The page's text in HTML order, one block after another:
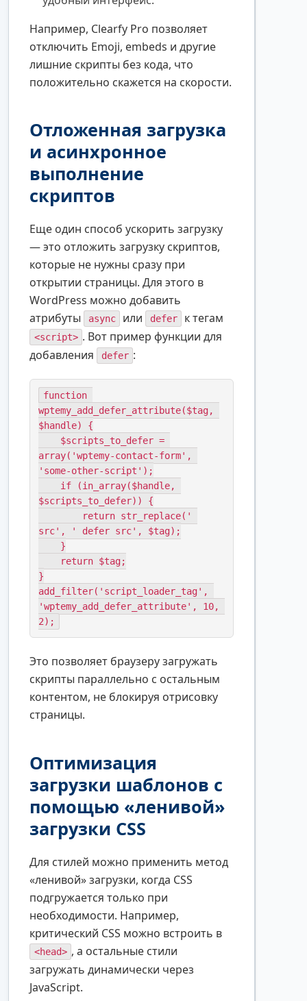
Например, Clearfy Pro позволяет
отключить Emoji, embeds и другие
лишние скрипты без кода, что
положительно скажется на скорости.
Отложенная загрузка
и асинхронное
выполнение
скриптов
Еще один способ ускорить загрузку
— это отложить загрузку скриптов,
которые не нужны сразу при
открытии страницы. Для этого в
WordPress можно добавить
атрибуты
async или defer к тегам
<script> . Вот пример функции для
добавления
defer :
function
wptemy_add_defer_attribute($tag,
$handle) {
array('wptemy-contact-form',
'some-other-script');
$scripts_to_defer)) {
src', ' defer src', $tag);
}
add_filter('script_loader_tag',
'wptemy_add_defer_attribute', 10,
2);
Это позволяет браузеру загружать
скрипты параллельно с остальным
контентом, не блокируя отрисовку
страницы.
Оптимизация
загрузки шаблонов с
помощью «ленивой»
загрузки CSS
Для стилей можно применить метод
«ленивой» загрузки, когда CSS
подгружается только при
необходимости. Например,
критический CSS можно встроить в
<head> , а остальные стили
загружать динамически через
JavaScript.